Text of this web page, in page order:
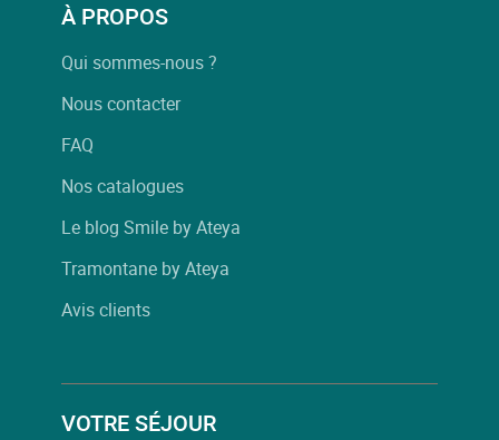
À PROPOS
Qui sommes-nous ?
Nous contacter
FAQ
Nos catalogues
Le blog Smile by Ateya
Tramontane by Ateya
Avis clients
VOTRE SÉJOUR